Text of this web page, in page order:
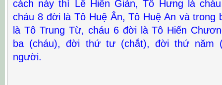
cách này thì Lê Hiến Giản, Tô Hưng là
cháu 8 đời là Tô Huệ Ân, Tô Huệ An và trong
là Tô Trung Từ, cháu 6 đời là Tô Hiến
ba (cháu), đời thứ tư (chắt), đời thứ năm
người.